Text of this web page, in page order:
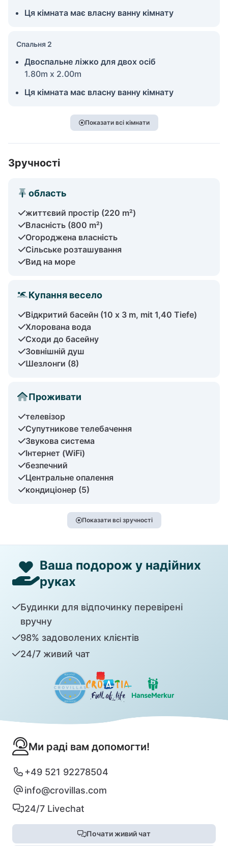
Ця кімната має власну ванну кімнату
Спальня 2
Двоспальне ліжко для двох осіб
1.80m x 2.00m
Ця кімната має власну ванну кімнату
Показати всі кімнати
Зручності
область
життєвий простір (220 m²)
Власність (800 m²)
Огороджена власність
Сільське розташування
Вид на море
Купання весело
Відкритий басейн (10 x 3 m, mit 1,40 Tiefe)
Хлорована вода
Сходи до басейну
Зовнішній душ
Шезлонги (8)
Проживати
телевізор
Супутникове телебачення
Звукова система
Інтернет (WiFi)
безпечний
Центральне опалення
кондиціонер (5)
Показати всі зручності
Ваша подорож у надійних
руках
Будинки для відпочинку перевірені
вручну
98% задоволених клієнтів
24/7 живий чат
Ми раді вам допомогти!
+49 521 92278504
info@crovillas.com
24/7 Livechat
Почати живий чат